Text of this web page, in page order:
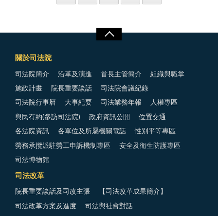
關於司法院
司法院簡介 沿革及演進 首長主管簡介 組織與職掌
施政計畫 院長重要談話 司法院會議紀錄
司法院行事曆 大事紀要 司法業務年報 人權專區
與民有約(參訪司法院) 政府資訊公開 位置交通
各法院資訊 各單位及所屬機關電話 性別平等專區
勞務承攬派駐勞工申訴機制專區 安全及衛生防護專區
司法博物館
司法改革
院長重要談話及司改主張 【司法改革成果簡介】
司法改革方案及進度 司法與社會對話